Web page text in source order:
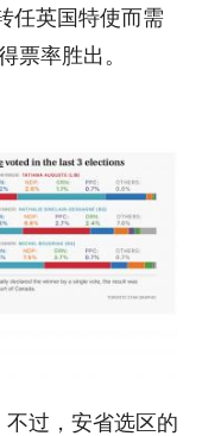
任英国特使而需
票率胜出。
过，安省选区的